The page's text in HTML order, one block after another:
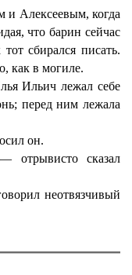
и Алексеевым, когда
что барин сейчас
сбирался писать.
как в могиле.
Ильич лежал себе
перед ним лежала
он.
сказал
неотвязчивый